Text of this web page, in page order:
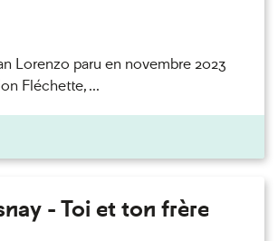
Lorenzo paru en novembre 2023
Fléchette, ...
- Toi et ton frère